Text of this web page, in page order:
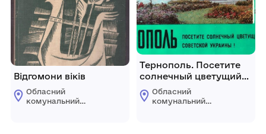
Відгомони віків
Обласний
комунальний
Тернополь. Посетите
солнечный цветущий
город Советской
Украины!
Обласний
комунальний